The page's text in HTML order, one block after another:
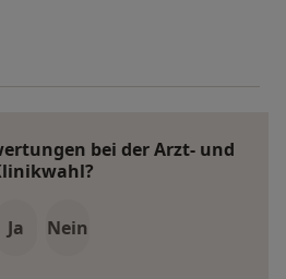
bei der Arzt- und
Ja Nein